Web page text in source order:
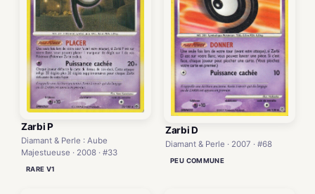
Zarbi P
Diamant & Perle : Aube
Majestueuse · 2008 · #33
RARE V1
Zarbi D
Diamant & Perle · 2007 · #68
PEU COMMUNE